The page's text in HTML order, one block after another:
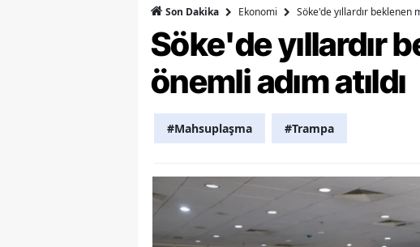
Yozgat
Aksaray
Kırıkkale
Batman
Son Dakika Ekonomi Söke'de yıllardır beklenen
Söke'de yıllardır
önemli adım atıldı
#Mahsuplaşma #Trampa